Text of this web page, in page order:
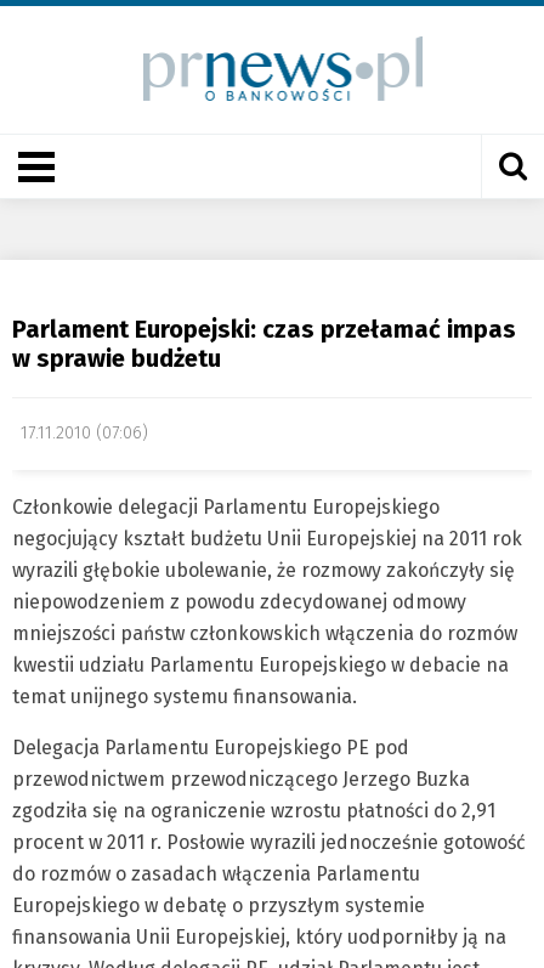
Parlament Europejski: czas przełamać impas
w sprawie budżetu
17.11.2010 (07:06)
Członkowie delegacji Parlamentu Europejskiego
negocjujący kształt budżetu Unii Europejskiej na 2011 rok
wyrazili głębokie ubolewanie, że rozmowy zakończyły się
niepowodzeniem z powodu zdecydowanej odmowy
mniejszości państw członkowskich włączenia do rozmów
kwestii udziału Parlamentu Europejskiego w debacie na
temat unijnego systemu finansowania.
Delegacja Parlamentu Europejskiego PE pod
przewodnictwem przewodniczącego Jerzego Buzka
zgodziła się na ograniczenie wzrostu płatności do 2,91
procent w 2011 r. Posłowie wyrazili jednocześnie gotowość
do rozmów o zasadach włączenia Parlamentu
Europejskiego w debatę o przyszłym systemie
finansowania Unii Europejskiej, który uodporniłby ją na